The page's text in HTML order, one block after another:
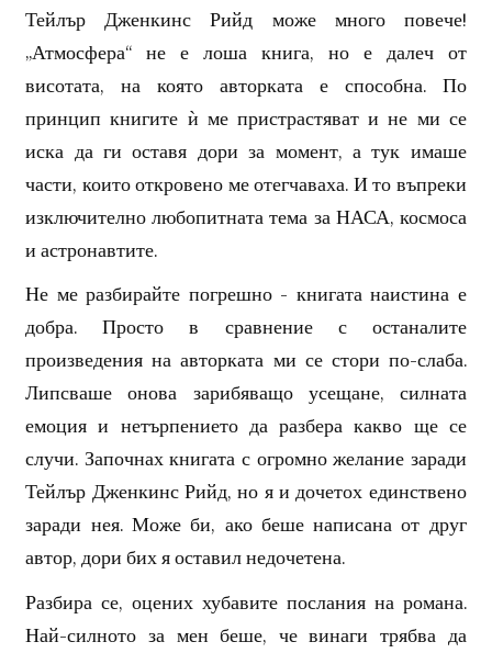
Тейлър Дженкинс Рийд може много повече!
„Атмосфера“ не е лоша книга, но е далеч от
висотата, на която авторката е способна. По
принцип книгите ѝ ме пристрастяват и не ми се
иска да ги оставя дори за момент, а тук имаше
части, които откровено ме отегчаваха. И то въпреки
изключително любопитната тема за НАСА, космоса
и астронавтите.
Не ме разбирайте погрешно - книгата наистина е
добра. Просто в сравнение с останалите
произведения на авторката ми се стори по-слаба.
Липсваше онова зарибяващо усещане, силната
емоция и нетърпението да разбера какво ще се
случи. Започнах книгата с огромно желание заради
Тейлър Дженкинс Рийд, но я и дочетох единствено
заради нея. Може би, ако беше написана от друг
автор, дори бих я оставил недочетена.
Разбира се, оцених хубавите послания на романа.
Най-силното за мен беше, че винаги трябва да